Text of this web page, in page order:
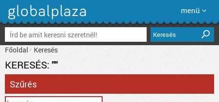
menü
Keresés
Főoldal Keresés
KERESÉS: ""
Szűrés